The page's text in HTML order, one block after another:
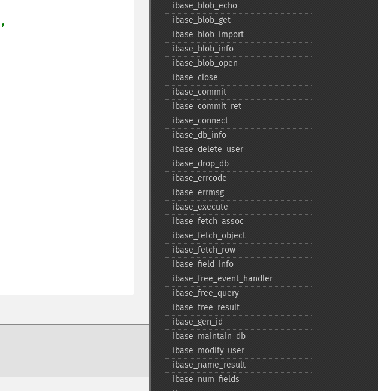
ibase_​blob_​echo
ibase_​blob_​get
ibase_​blob_​import
ibase_​blob_​info
ibase_​blob_​open
ibase_​close
ibase_​commit
ibase_​commit_​ret
ibase_​connect
ibase_​db_​info
ibase_​delete_​user
ibase_​drop_​db
ibase_​errcode
ibase_​errmsg
ibase_​execute
ibase_​fetch_​assoc
ibase_​fetch_​object
ibase_​fetch_​row
ibase_​field_​info
ibase_​free_​event_​handler
ibase_​free_​query
ibase_​free_​result
ibase_​gen_​id
ibase_​maintain_​db
ibase_​modify_​user
ibase_​name_​result
ibase_​num_​fields